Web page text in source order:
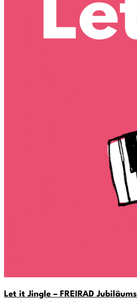
Let it Jingle – FREIRAD Jubiläums